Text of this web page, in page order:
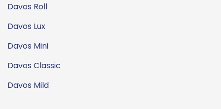
Davos Roll
Davos Lux
Davos Mini
Davos Classic
Davos Mild